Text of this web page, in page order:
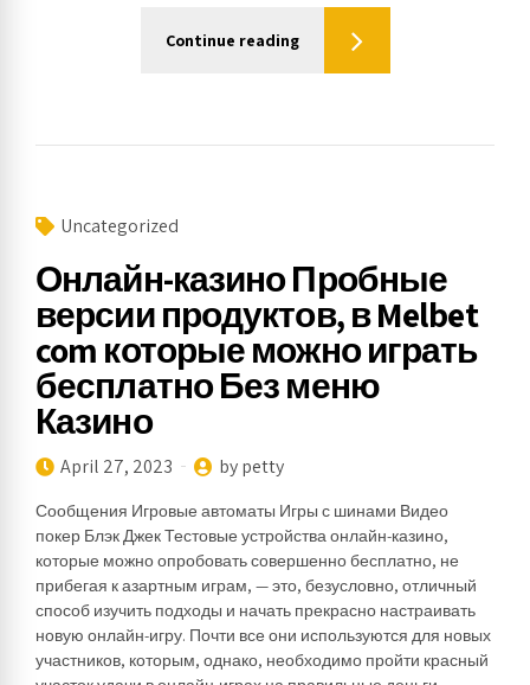
Continue reading
Uncategorized
Онлайн-казино Пробные
версии продуктов, в Melbet
com которые можно играть
бесплатно Без меню
Казино
April 27, 2023 by petty
Сообщения Игровые автоматы Игры с шинами Видео
покер Блэк Джек Тестовые устройства онлайн-казино,
которые можно опробовать совершенно бесплатно, не
прибегая к азартным играм, — это, безусловно, отличный
способ изучить подходы и начать прекрасно настраивать
новую онлайн-игру. Почти все они используются для новых
участников, которым, однако, необходимо пройти красный